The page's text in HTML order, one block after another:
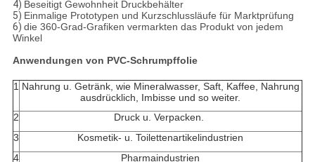
4) Beseitigt Gewohnheit Druckbehälter
5) Einmalige Prototypen und Kurzschlussläufe für Marktprüfung
6) die 360-Grad-Grafiken vermarkten das Produkt von jedem
Winkel
Anwendungen von PVC-Schrumpffolie
1 Nahrung u. Getränk, wie Mineralwasser, Saft, Kaffee, Nahrung
ausdrücklich, Imbisse und so weiter.
2
Druck u. Verpacken.
3
Kosmetik- u. Toilettenartikelindustrien
4
Pharmaindustrien